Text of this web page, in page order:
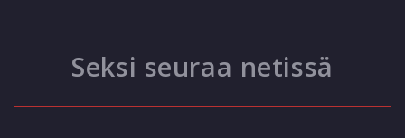
Seksi seuraa netissä